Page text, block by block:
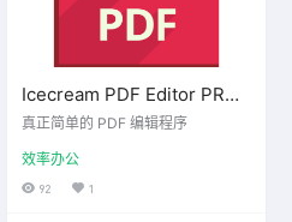
Icecream PDF Editor PRO
3.30 便携版
真正简单的 PDF 编辑程序
效率办公
92 1